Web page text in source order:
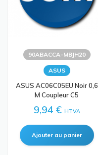
90ABACCA-MBJH20
ASUS
ASUS AC06C05EU Noir 0,6
M Coupleur C5
9,94 € HTVA